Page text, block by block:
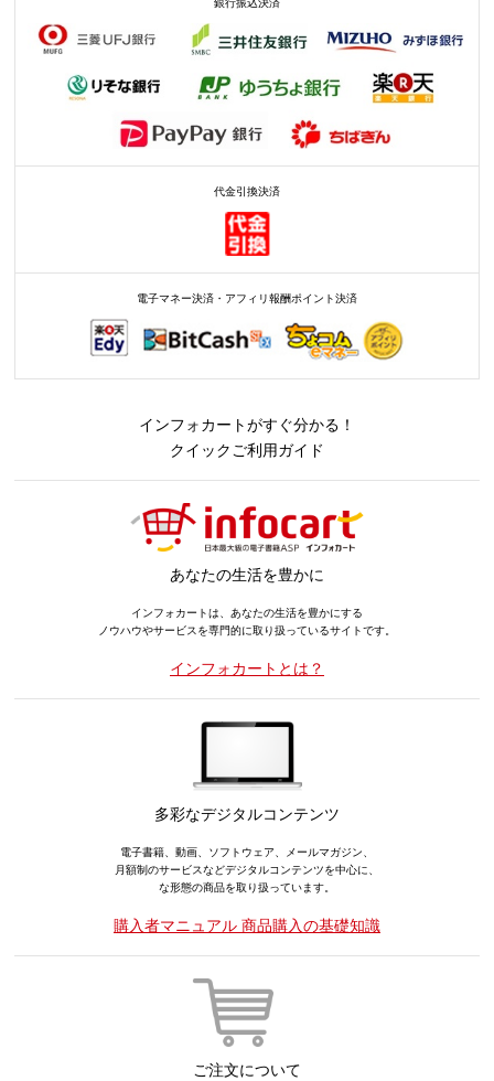
銀行振込決済
代金引換決済
電子マネー決済・アフィリ報酬ポイント決済
インフォカートがすぐ分かる！
クイックご利用ガイド
あなたの生活を豊かに
インフォカートは、あなたの生活を豊かにする
ノウハウやサービスを専門的に取り扱っているサイトです。
インフォカートとは？
多彩なデジタルコンテンツ
電子書籍、動画、ソフトウェア、メールマガジン、
月額制のサービスなどデジタルコンテンツを中心に、
な形態の商品を取り扱っています。
購入者マニュアル 商品購入の基礎知識
ご注文について